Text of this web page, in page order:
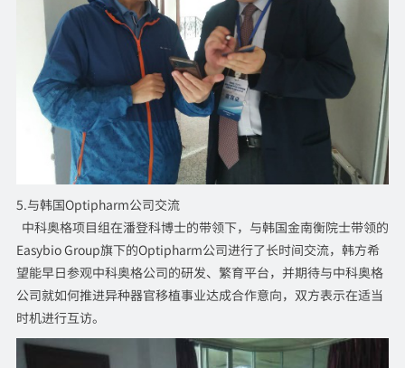
5.与韩国Optipharm公司交流
中科奥格项目组在潘登科博士的带领下，与韩国金南衡院士带领的
Easybio Group旗下的Optipharm公司进行了长时间交流，韩方希
望能早日参观中科奥格公司的研发、繁育平台，并期待与中科奥格
公司就如何推进异种器官移植事业达成合作意向，双方表示在适当
时机进行互访。